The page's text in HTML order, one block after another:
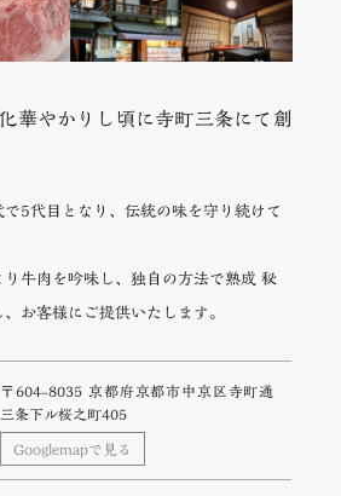
華やかりし頃に寺町三条にて創
5代目となり、伝統の味を守り続けて
牛肉を吟味し、独自の方法で熟成 秘
お客様にご提供いたします。
〒604-8035 京都府京都市中京区寺町通
三条下ル桜之町405
Googlemapで見る